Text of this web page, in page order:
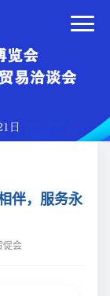
伴，服务永
促会